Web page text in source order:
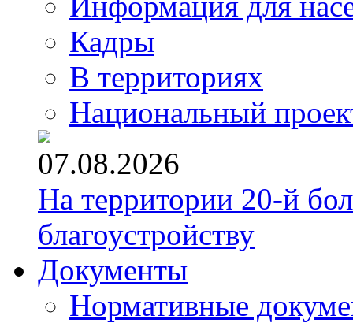
Кадры
В территориях
Национальный
07.08.2026
На территории 20-й
благоустройству
Документы
Нормативные